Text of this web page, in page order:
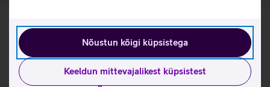
Nõustun kõigi küpsistega
Keeldun mittevajalikest küpsistest